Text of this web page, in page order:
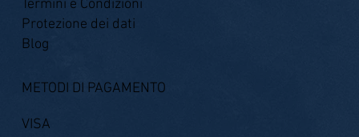
Termini e Condizioni
Protezione dei dati
Blog
METODI DI PAGAMENTO
VISA